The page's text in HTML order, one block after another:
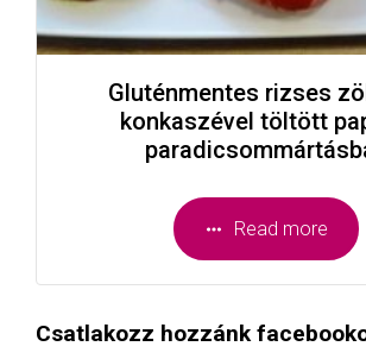
Gluténmentes rizses
konkaszével töltött
Read more
Csatlakozz hozzánk